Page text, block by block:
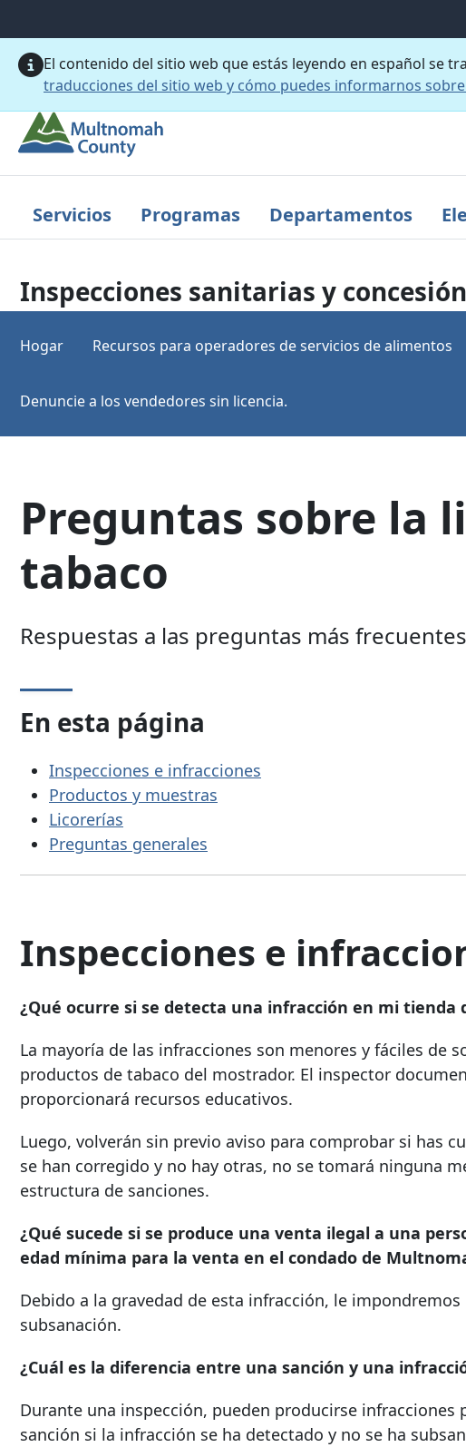
El contenido del sitio web que estás leyendo en español se
traducciones del sitio web y cómo puedes informarnos
Servicios Programas Departamentos
Inspecciones sanitarias y
Hogar Recursos para operadores de servicios de alimentos
Denuncie a los vendedores sin licencia.
Preguntas sobre la
tabaco
Respuestas a las preguntas más
En esta página
Inspecciones e infracciones
Productos y muestras
Licorerías
Preguntas generales
Inspecciones e
¿Qué ocurre si se detecta una infracción en mi tienda
La mayoría de las infracciones son menores y fáciles de
productos de tabaco del mostrador. El inspector
proporcionará recursos educativos.
Luego, volverán sin previo aviso para comprobar si has
se han corregido y no hay otras, no se tomará ninguna
estructura de sanciones.
¿Qué sucede si se produce una venta ilegal a una
edad mínima para la venta en el condado de
Debido a la gravedad de esta infracción, le
subsanación.
¿Cuál es la diferencia entre una sanción y una
Durante una inspección, pueden producirse
sanción si la infracción se ha detectado y no se ha